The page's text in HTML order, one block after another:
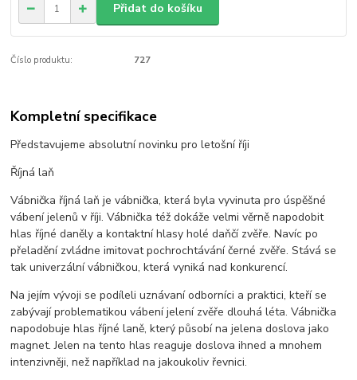
Přidat do košíku
Číslo produktu: 727
Kompletní specifikace
Představujeme absolutní novinku pro letošní říji
Říjná laň
Vábnička říjná laň je vábnička, která byla vyvinuta pro úspěšné
vábení jelenů v říji. Vábnička též dokáže velmi věrně napodobit
hlas říjné daněly a kontaktní hlasy holé daňčí zvěře. Navíc po
přeladění zvládne imitovat pochrochtávání černé zvěře. Stává se
tak univerzální vábničkou, která vyniká nad konkurencí.
Na jejím vývoji se podíleli uznávaní odborníci a praktici, kteří se
zabývají problematikou vábení jelení zvěře dlouhá léta. Vábnička
napodobuje hlas říjné laně, který působí na jelena doslova jako
magnet. Jelen na tento hlas reaguje doslova ihned a mnohem
intenzivněji, než například na jakoukoliv řevnici.